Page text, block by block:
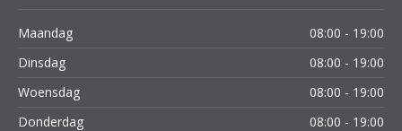
Maandag
08:00 - 19:00
Dinsdag
08:00 - 19:00
Woensdag
08:00 - 19:00
Donderdag
08:00 - 19:00